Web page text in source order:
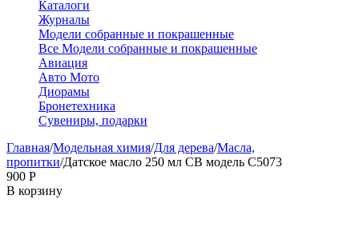
Каталоги
Журналы
Модели собранные и покрашенные
Все Модели собранные и покрашенные
Авиация
Авто Мото
Диорамы
Бронетехника
Сувениры, подарки
Главная/Модельная химия/Для дерева/Масла,
пропитки/Датское масло 250 мл СВ модель C5073
‍900‍ Р
В корзину